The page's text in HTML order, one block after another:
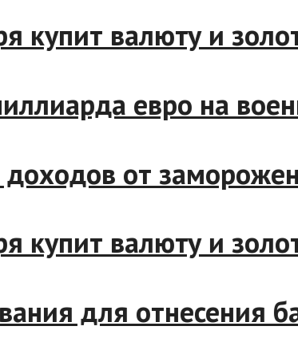
валюту и
евро на
от
валюту и
для отнесения